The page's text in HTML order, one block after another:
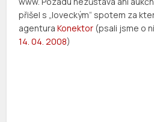
přišel s „loveckým“ spotem za
agenturaKonektor (psali jsme o
14. 04. 2008)